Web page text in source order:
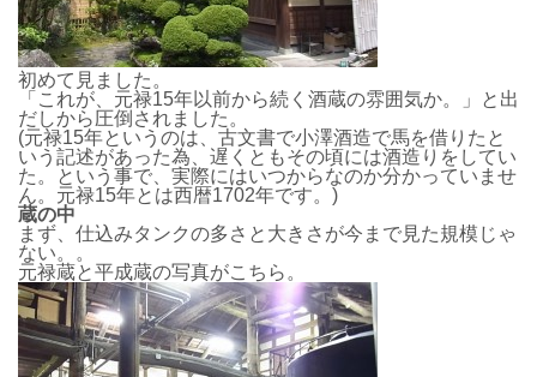
初めて見ました。
「これが、元禄15年以前から続く酒蔵の雰囲気か。」と出
だしから圧倒されました。
(元禄15年というのは、古文書で小澤酒造で馬を借りたと
いう記述があった為、遅くともその頃には酒造りをしてい
た。という事で、実際にはいつからなのか分かっていませ
ん。元禄15年とは西暦1702年です。)
蔵の中
まず、仕込みタンクの多さと大きさが今まで見た規模じゃ
ない。。
元禄蔵と平成蔵の写真がこちら。